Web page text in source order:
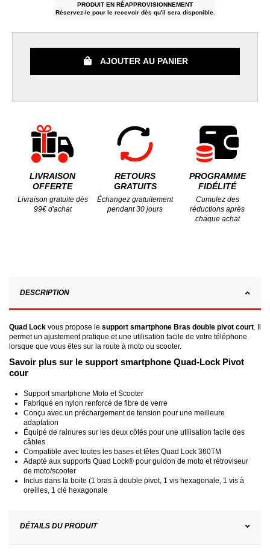
PRODUIT EN RÉAPPROVISIONNEMENT
Réservez-le pour le recevoir dès qu'il sera disponible.
AJOUTER AU PANIER
LIVRAISON
OFFERTE
Livraison gratuite dès
99€ d'achat
RETOURS
GRATUITS
Échangez gratuitement
pendant 30 jours
PROGRAMME
FIDÉLITÉ
Cumulez des
réductions après
chaque achat
DESCRIPTION
Quad Lock vous propose le support smartphone Bras double pivot court . Il
permet un ajustement pratique et une utilisation facile de votre téléphone
lorsque que vous êtes sur la route à moto ou scooter.
Savoir plus sur le support smartphone Quad-Lock Pivot
cour
Support smartphone Moto et Scooter
Fabriqué en nylon renforcé de fibre de verre
Conçu avec un préchargement de tension pour une meilleure
adaptation
Équipé de rainures sur les deux côtés pour une utilisation facile des
câbles
Compatible avec toutes les bases et têtes Quad Lock 360TM
Adapté aux supports Quad Lock® pour guidon de moto et rétroviseur
de moto/scooter
Inclus dans la boite (1 bras à double pivot, 1 vis hexagonale, 1 vis à
oreilles, 1 clé hexagonale
DÉTAILS DU PRODUIT